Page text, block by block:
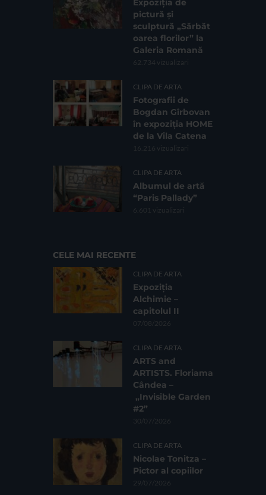
Expoziția de
pictură și
sculptură „Sărbăt
oarea florilor” la
Galeria Romană
62.734 vizualizari
CLIPA DE ARTA
Fotografii de
Bogdan Gîrbovan
în expoziția HOME
de la Vila Catena
16.216 vizualizari
CLIPA DE ARTA
Albumul de artă
“Paris Pallady”
6.601 vizualizari
CELE MAI RECENTE
CLIPA DE ARTA
Expoziția
Alchimie –
capitolul II
07/08/2026
CLIPA DE ARTA
ARTS and
ARTISTS. Floriama
Cândea –
„Invisible Garden
#2”
30/07/2026
CLIPA DE ARTA
Nicolae Tonitza –
Pictor al copiilor
29/07/2026